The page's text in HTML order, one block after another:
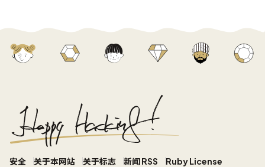
安全 关于本网站 关于标志 新闻 RSS Ruby License